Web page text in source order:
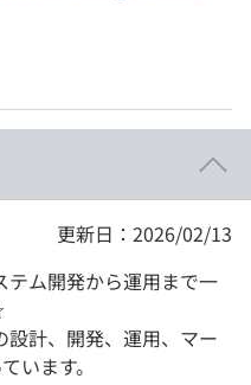
更新日：2026/02/13
ム開発から運用まで一
計、開発、運用、マー
います。